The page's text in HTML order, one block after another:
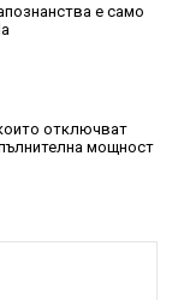
е само
отключват
мощност